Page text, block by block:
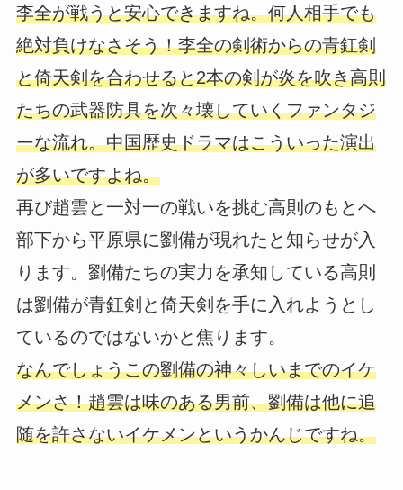
李全が戦うと安心できますね。何人相手でも
絶対負けなさそう！李全の剣術からの青釭剣
と倚天剣を合わせると2本の剣が炎を吹き高則
たちの武器防具を次々壊していくファンタジ
ーな流れ。中国歴史ドラマはこういった演出
が多いですよね。
再び趙雲と一対一の戦いを挑む高則のもとへ
部下から平原県に劉備が現れたと知らせが入
ります。劉備たちの実力を承知している高則
は劉備が青釭剣と倚天剣を手に入れようとし
ているのではないかと焦ります。
なんでしょうこの劉備の神々しいまでのイケ
メンさ！趙雲は味のある男前、劉備は他に追
随を許さないイケメンというかんじですね。